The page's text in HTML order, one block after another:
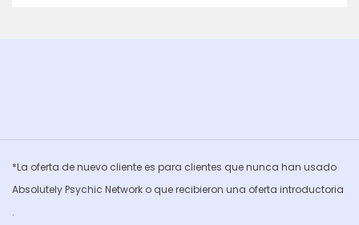
*La oferta de nuevo cliente es para clientes que nunca han usado
Absolutely Psychic Network o que recibieron una oferta introductoria
.